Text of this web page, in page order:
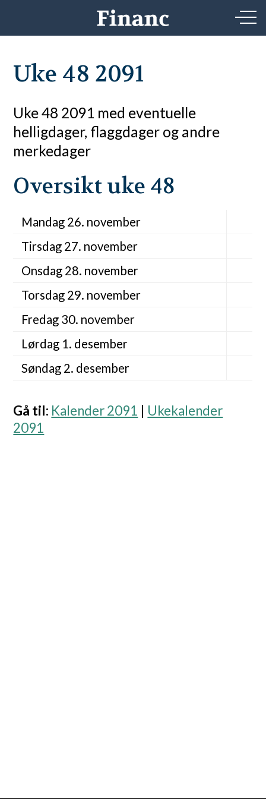
Uke 48 2091
Uke 48 2091 med eventuelle
helligdager, flaggdager og andre
merkedager
Oversikt uke 48
Mandag 26. november
Tirsdag 27. november
Onsdag 28. november
Torsdag 29. november
Fredag 30. november
Lørdag 1. desember
Søndag 2. desember
Gå til: Kalender 2091
Ukekalender
2091